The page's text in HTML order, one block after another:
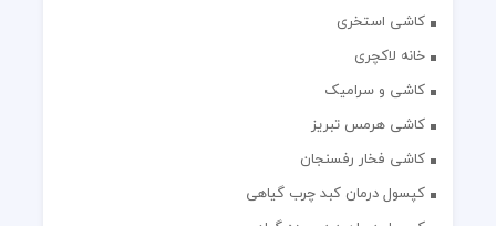
کاشی استخری
خانه لاکچری
کاشی و سرامیک
کاشی هرمس تبریز
کاشی فخار رفسنجان
کپسول درمان کبد چرب گیاهی